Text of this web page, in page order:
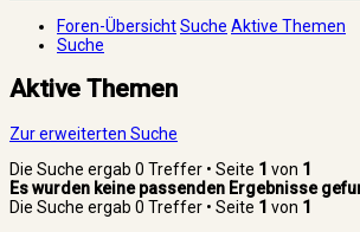
Foren-ÜbersichtSuche Aktive Themen
Suche
Aktive Themen
Zur erweiterten Suche
Die Suche ergab 0 Treffer • Seite 1 von 1
Es wurden keine passenden Ergebnisse
Die Suche ergab 0 Treffer • Seite 1 von 1